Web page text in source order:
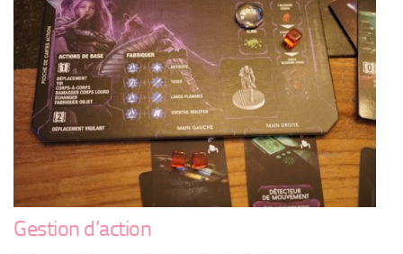
Gestion d’action